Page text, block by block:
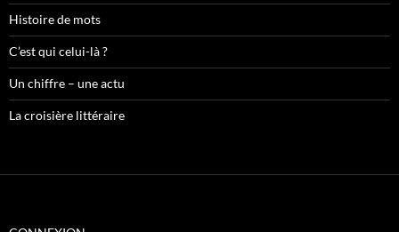
Histoire de mots
C’est qui celui-là ?
Un chiffre – une actu
La croisière littéraire